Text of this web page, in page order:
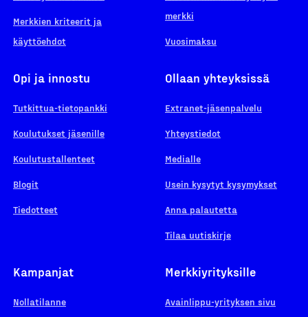
Merkkien kriteerit ja
käyttöehdot
merkki
Vuosimaksu
Opi ja innostu
Tutkittua-tietopankki
Koulutukset jäsenille
Koulutustallenteet
Blogit
Tiedotteet
Ollaan yhteyksissä
Extranet-jäsenpalvelu
Yhteystiedot
Medialle
Usein kysytyt kysymykset
Anna palautetta
Tilaa uutiskirje
Kampanjat
Nollatilanne
Merkkiyrityksille
Avainlippu-yrityksen sivu